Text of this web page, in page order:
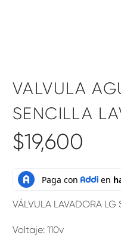
VALVULA
SENCILLA
$19,600
VÁLVULA LAVADORA LG
Voltaje: 110v